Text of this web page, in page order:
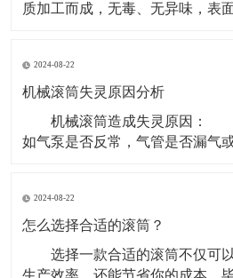
质加工而成，无毒、无异味，表
份，所以现在用于食品行业基
质有PVC、聚乙烯、聚炳稀、PP
2024-08-22
机械滚筒失灵原因分析
机械滚筒造成失灵原因：
如气泵是否反常，气管是否漏
锤张紧处上部个改向机械滚筒除
以外还应笔直于重力垂线，即确
2024-08-22
怎么选择合适的滚筒？
选择一款合适的滚筒不仅可以
生产效率，还能节省你的成本，